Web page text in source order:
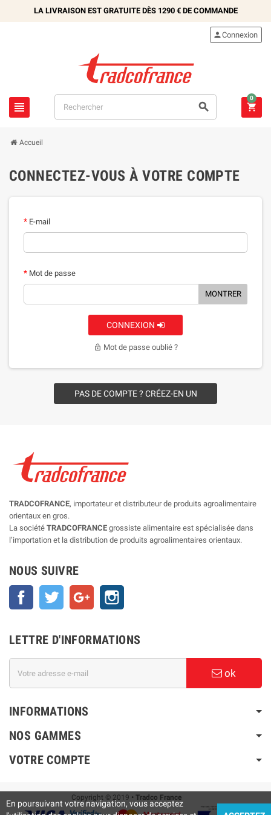
LA LIVRAISON EST GRATUITE DÈS 1290 €DE COMMANDE
 
Connexion

0
Accueil
CONNECTEZ-VOUS À VOTRE COMPTE
E-mail
Mot de passe
MONTRER
CONNEXION
lock_open Mot de passe oublié ?
PAS DE COMPTE ? CRÉEZ-EN UN
TRADCOFRANCE, importateur et distributeur de produits agroalimentaire
orientaux en gros.
La société TRADCOFRANCE grossiste alimentaire est spécialisée dans
l’importation et la distribution de produits agroalimentaires orientaux.
NOUS SUIVRE
Facebook Twitter Google+
LETTRE D'INFORMATIONS
ok
INFORMATIONS
NOS GAMMES
VOTRE COMPTE
Copyright © 2019 • Tradco France
En poursuivant votre navigation, vous acceptez